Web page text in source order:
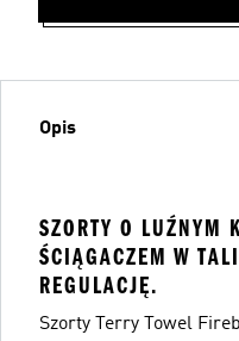
Opis
SZORTY O LUŹNYM
ŚCIĄGACZEM W
REGULACJĘ.
Szorty Terry Towel